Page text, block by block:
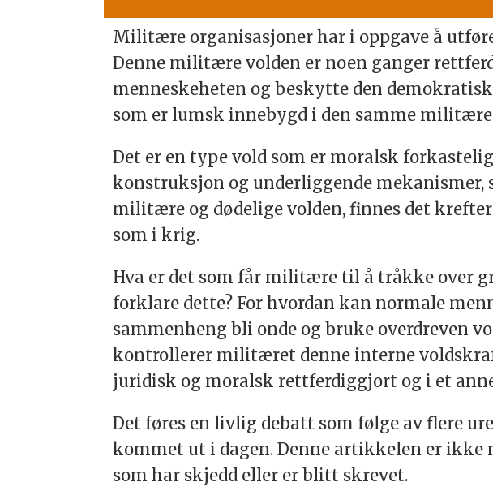
Militære organisasjoner har i oppgave å
Denne militære volden er noen ganger
menneskeheten og beskytte den
som er lumsk innebygd i den samme
Det er en type vold som er moralsk
konstruksjon og underliggende
militære og dødelige volden, finnes det
som i krig.
Hva er det som får militære til å tråkke over
forklare dette? For hvordan kan normale
sammenheng bli onde og bruke overdreven
kontrollerer militæret denne interne
juridisk og moralsk rettferdiggjort og i et
Det føres en livlig debatt som følge av flere
kommet ut i dagen. Denne artikkelen er
som har skjedd eller er blitt skrevet.